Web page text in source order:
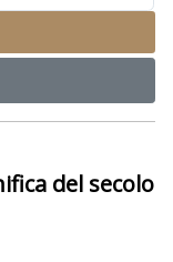
del secolo